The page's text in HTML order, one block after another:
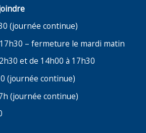
(journée continue)
– fermeture le mardi matin
et de 14h00 à 17h30
(journée continue)
(journée continue)